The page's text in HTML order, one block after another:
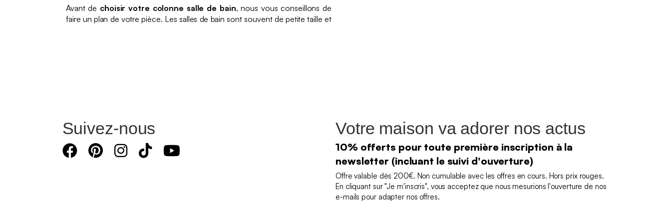
Avant de choisir votre colonne salle de bain, nous vous conseillons de
faire un plan de votre pièce. Les salles de bain sont souvent de petite taille et
Suivez-nous Votre maison va adorer nos actus
10% offerts pour toute première inscription à la
newsletter (incluant le suivi d'ouverture)
Offre valable dès 200€. Non cumulable avec les offres en cours. Hors prix rouges.
En cliquant sur "Je m'inscris", vous acceptez que nous mesurions l'ouverture de nos
e-mails pour adapter nos offres.